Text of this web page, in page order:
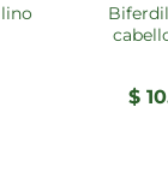
biferdil 1007 caida
$